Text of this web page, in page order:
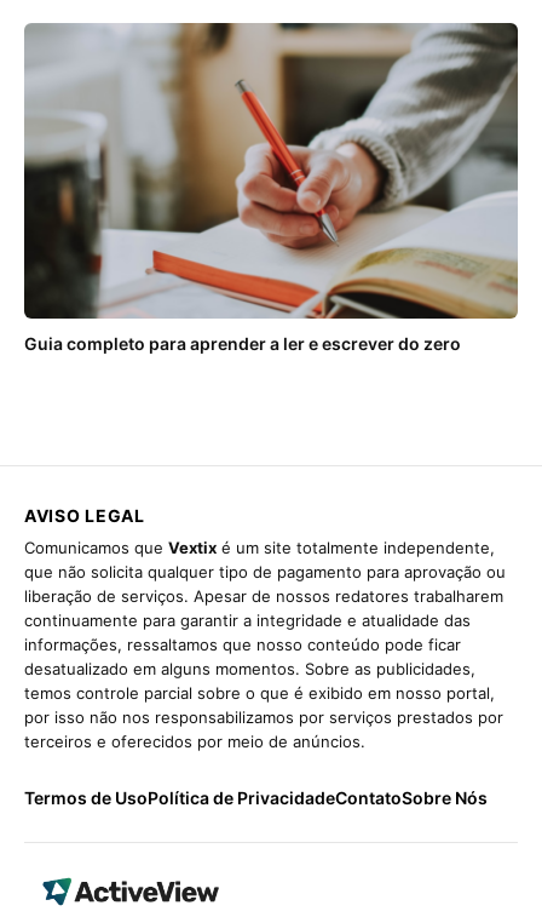
Guia completo para aprender a ler e escrever do zero
AVISO LEGAL
Comunicamos que Vextix é um site totalmente independente,
que não solicita qualquer tipo de pagamento para aprovação ou
liberação de serviços. Apesar de nossos redatores trabalharem
continuamente para garantir a integridade e atualidade das
informações, ressaltamos que nosso conteúdo pode ficar
desatualizado em alguns momentos. Sobre as publicidades,
temos controle parcial sobre o que é exibido em nosso portal,
por isso não nos responsabilizamos por serviços prestados por
terceiros e oferecidos por meio de anúncios.
Termos de UsoPolítica de PrivacidadeContatoSobre Nós